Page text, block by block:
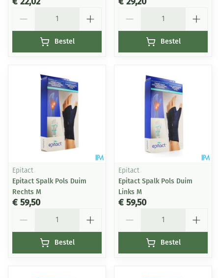
Bestel Bestel
Epitact
Epitact Spalk Pols Duim
Rechts M
€ 59,50
Bestel
Epitact
Epitact Spalk Pols Duim
Links M
€ 59,50
Bestel